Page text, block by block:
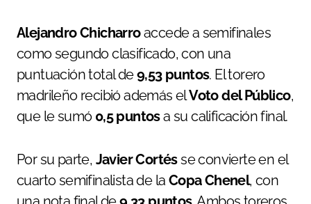
Alejandro Chicharroaccede a semifinales
como segundo clasificado, con una
puntuación total de9,53 puntos. El torero
madrileño recibió además elVoto del Público,
que le sumó 0,5 puntosa su calificación final.
Por su parte, Javier Cortésse convierte en el
cuarto semifinalista de la Copa Chenel, con